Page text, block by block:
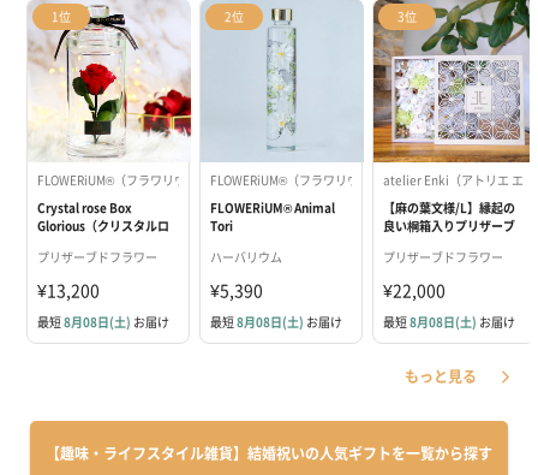
1位
FLOWERiUM®（フラワリウム）
Crystal rose Box
Glorious（クリスタルロ
ス）
プリザーブドフラワー
¥13,200
最短8月08日(土) お届け
2位
FLOWERiUM®（フラワリウム）
FLOWERiUM®︎ Animal
Tori
ハーバリウム
¥5,390
最短8月08日(土) お届け
3位
atelier Enki（アトリエ エン
【麻の葉文様/L】縁起の
良い桐箱入りプリザーブ
プリザーブドフラワー
¥22,000
最短8月08日(土) お届け
もっと見る
【趣味・ライフスタイル雑貨】結婚祝いの人気ギフトを一覧から探す